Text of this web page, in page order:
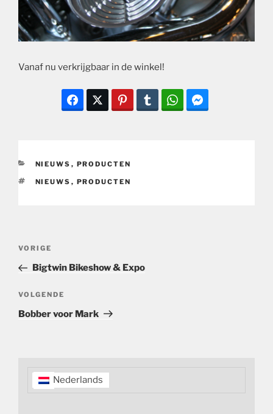
Vanaf nu verkrijgbaar in de winkel!
CATEGORIEËN
NIEUWS , PRODUCTEN
TAGS
NIEUWS , PRODUCTEN
Bericht
Vorig
bericht
VORIGE
Bigtwin Bikeshow & Expo
Volgend
bericht
VOLGENDE
Bobber voor Mark
Nederlands